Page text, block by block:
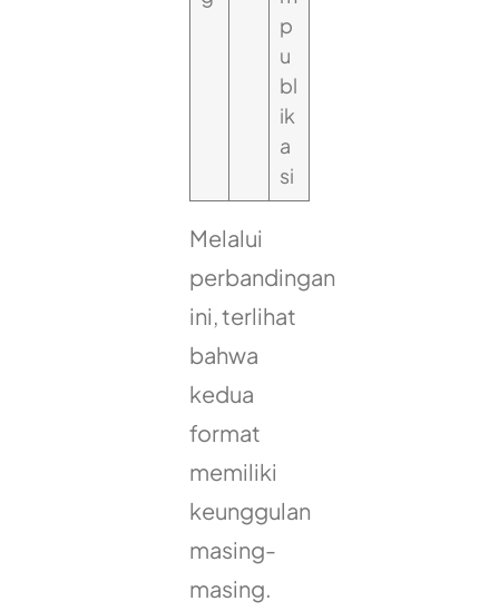
p
u
bl
ik
a
si
Melalui
perbandingan
ini, terlihat
bahwa
kedua
format
memiliki
keunggulan
masing-
masing.